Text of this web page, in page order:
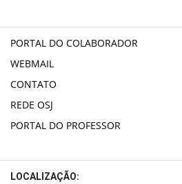
PORTAL DO COLABORADOR
WEBMAIL
CONTATO
REDE OSJ
PORTAL DO PROFESSOR
LOCALIZAÇÃO: